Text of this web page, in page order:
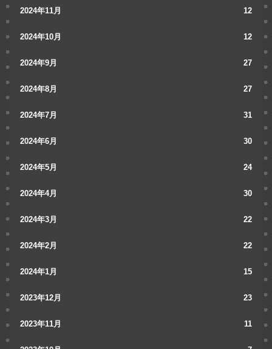
2024年11月 12
2024年10月 12
2024年9月 27
2024年8月 27
2024年7月 31
2024年6月 30
2024年5月 24
2024年4月 30
2024年3月 22
2024年2月 22
2024年1月 15
2023年12月 23
2023年11月 11